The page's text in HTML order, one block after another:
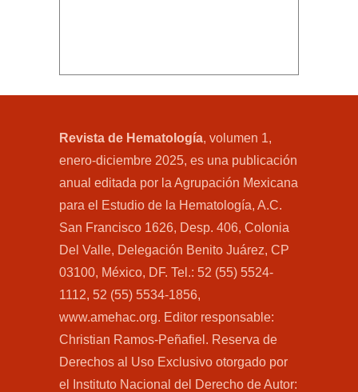
Revista de Hematología, volumen 1,
enero-diciembre 2025, es una publicación
anual editada por la Agrupación Mexicana
para el Estudio de la Hematología, A.C.
San Francisco 1626, Desp. 406, Colonia
Del Valle, Delegación Benito Juárez, CP
03100, México, DF. Tel.: 52 (55) 5524-
1112, 52 (55) 5534-1856,
www.amehac.org. Editor responsable:
Christian Ramos-Peñafiel. Reserva de
Derechos al Uso Exclusivo otorgado por
el Instituto Nacional del Derecho de Autor: